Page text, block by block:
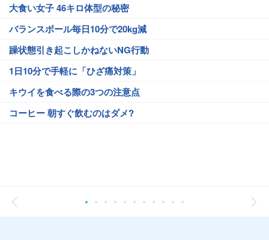
大食い女子 46キロ体型の秘密
バランスボール毎日10分で20kg減
躁状態引き起こしかねないNG行動
1日10分で手軽に「ひざ痛対策」
キウイを食べる際の3つの注意点
コーヒー 朝すぐ飲むのはダメ?